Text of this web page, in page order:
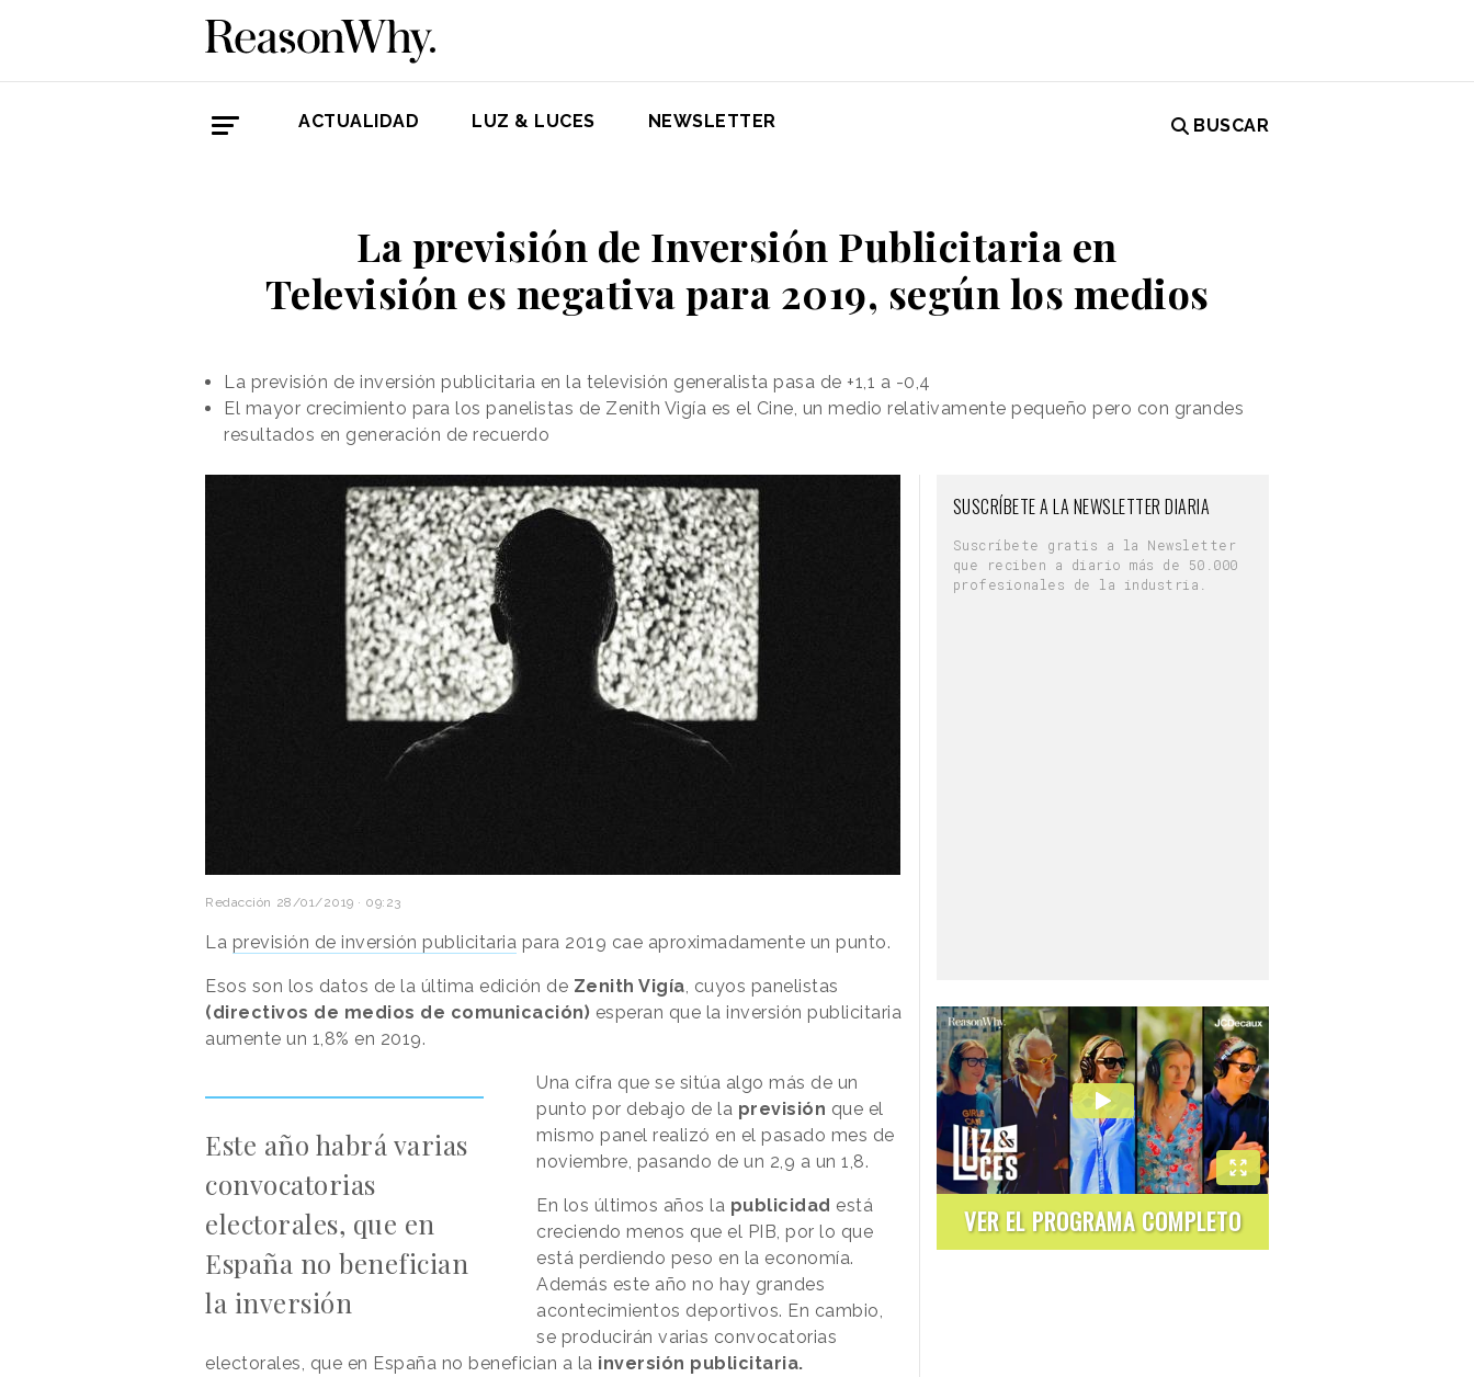
ACTUALIDAD LUZ & LUCES NEWSLETTER BUSCAR
La previsión de Inversión Publicitaria en
Televisión es negativa para 2019, según los medios
La previsión de inversión publicitaria en la televisión generalista pasa de +1,1 a -0,4
El mayor crecimiento para los panelistas de Zenith Vigía es el Cine, un medio relativamente pequeño pero con grandes
resultados en generación de recuerdo
Redacción 28/01/2019 · 09:23
La previsión de inversión publicitaria para 2019 cae aproximadamente un punto.
Esos son los datos de la última edición de Zenith Vigía , cuyos panelistas
(directivos de medios de comunicación) esperan que la inversión publicitaria
aumente un 1,8% en 2019.
Este año habrá varias
convocatorias
electorales, que en
España no benefician
la inversión
Una cifra que se sitúa algo más de un
punto por debajo de la previsión que el
mismo panel realizó en el pasado mes de
noviembre, pasando de un 2,9 a un 1,8.
En los últimos años la publicidad está
creciendo menos que el PIB, por lo que
está perdiendo peso en la economía.
Además este año no hay grandes
acontecimientos deportivos. En cambio,
se producirán varias convocatorias
electorales, que en España no benefician a la inversión publicitaria.
SUSCRÍBETE A LA NEWSLETTER DIARIA
Suscríbete gratis a la Newsletter
que reciben a diario más de 50.000
profesionales de la industria.
VER EL PROGRAMA COMPLETO